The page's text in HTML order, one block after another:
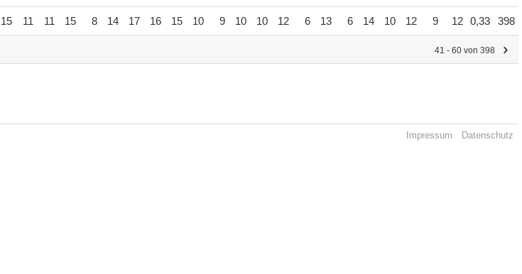
15 11 11 15 8 14 17 16 15 10 9 10 10 12 6 13 6 14 10 12 9 12 0,33 398
41 - 60 von 398
Impressum Datenschutz